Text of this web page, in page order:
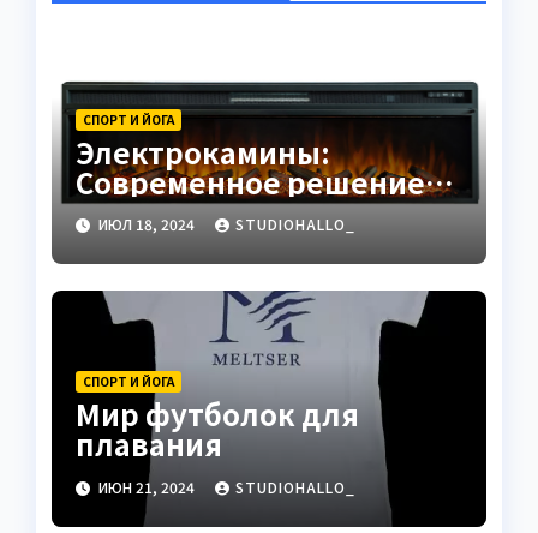
СПОРТ И ЙОГА
Электрокамины:
Современное решение
для уюта и тепла
ИЮЛ 18, 2024 STUDIOHALLO_
СПОРТ И ЙОГА
Мир футболок для
плавания
ИЮН 21, 2024 STUDIOHALLO_